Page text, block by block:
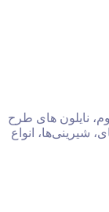
نایلون های طرح
شیرینی‌ها، انواع